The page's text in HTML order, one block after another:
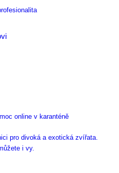
pro divoká a exotická zvířata.
i vy.